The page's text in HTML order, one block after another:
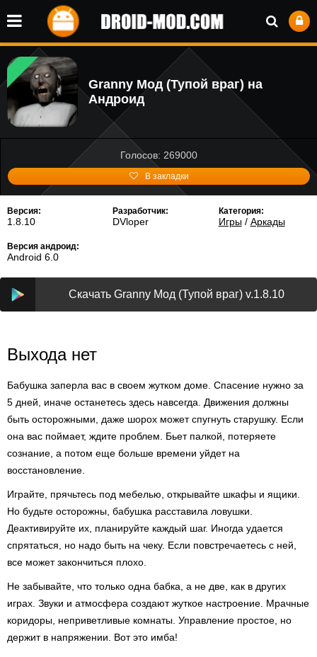
Granny Мод (Тупой враг) на
Андроид
Голосов: 269000
В закладки
Версия:
1.8.10
Разработчик:
DVloper
Категория:
Игры/ Аркады
Версия андроид:
Android 6.0
Скачать Granny Мод (Тупой враг) v.1.8.10
Выхода нет
Бабушка заперла вас в своем жутком доме. Спасение нужно за
5 дней, иначе останетесь здесь навсегда. Движения должны
быть осторожными, даже шорох может спугнуть старушку. Если
она вас поймает, ждите проблем. Бьет палкой, потеряете
сознание, а потом еще больше времени уйдет на
восстановление.
Играйте, прячьтесь под мебелью, открывайте шкафы и ящики.
Но будьте осторожны, бабушка расставила ловушки.
Деактивируйте их, планируйте каждый шаг. Иногда удается
спрятаться, но надо быть на чеку. Если повстречаетесь с ней,
все может закончиться плохо.
Не забывайте, что только одна бабка, а не две, как в других
играх. Звуки и атмосфера создают жуткое настроение. Мрачные
коридоры, неприветливые комнаты. Управление простое, но
держит в напряжении. Вот это имба!